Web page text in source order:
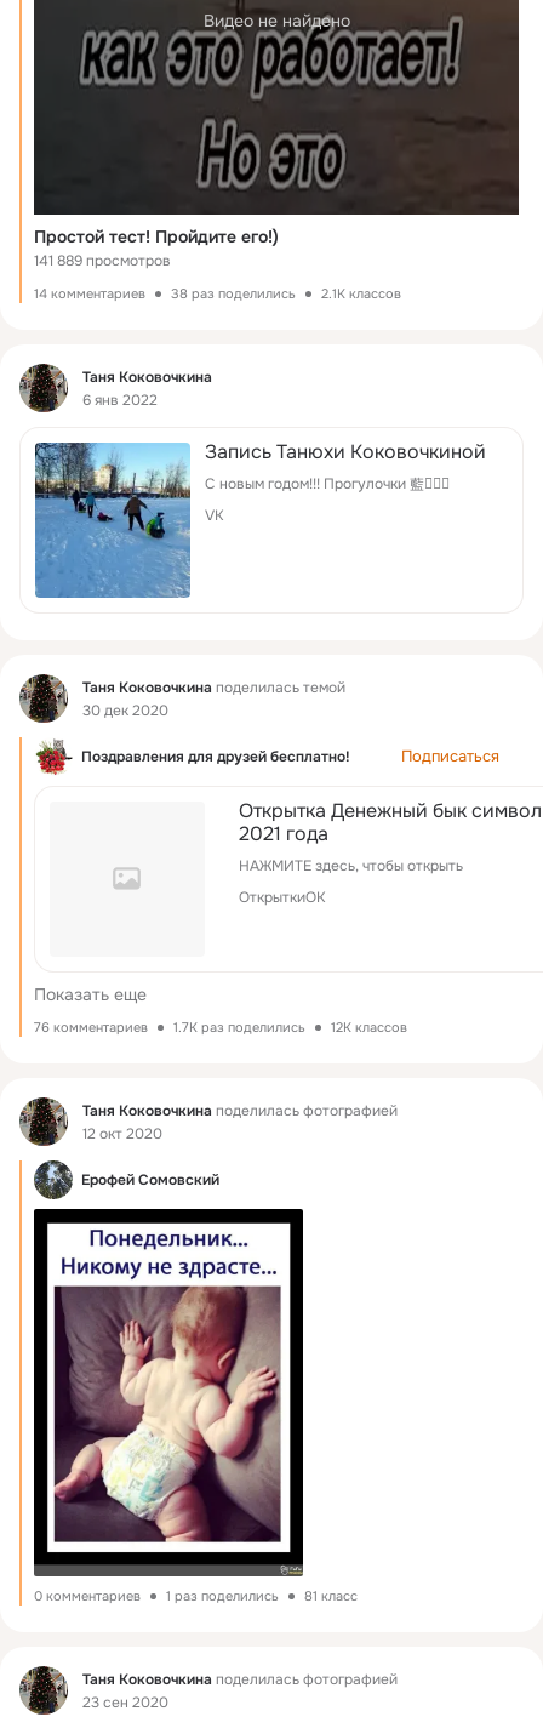
Видео не найдено
Простой тест! Пройдите его!)
141 889 просмотров
14 комментариев 38 раз поделились 2.1K классов
Фид
Таня Коковочкина
6 янв 2022
Запись Танюхи Коковочкиной
С новым годом!!! Прогулочки 藍
VK
Фид Таня Коковочкина поделилась темой
30 дек 2020
Поздравления для друзей бесплатно! Подписаться
Открытка Денежный бык символ
2021 года
НАЖМИТЕ здесь, чтобы открыть
ОткрыткиОК
Показать еще
76 комментариев 1.7K раз поделились 12K классов
Фид Таня Коковочкина поделилась фотографией
12 окт 2020
Ерофей Сомовский
0 комментариев 1 раз поделились 81 класс
Фид Таня Коковочкина поделилась фотографией
23 сен 2020